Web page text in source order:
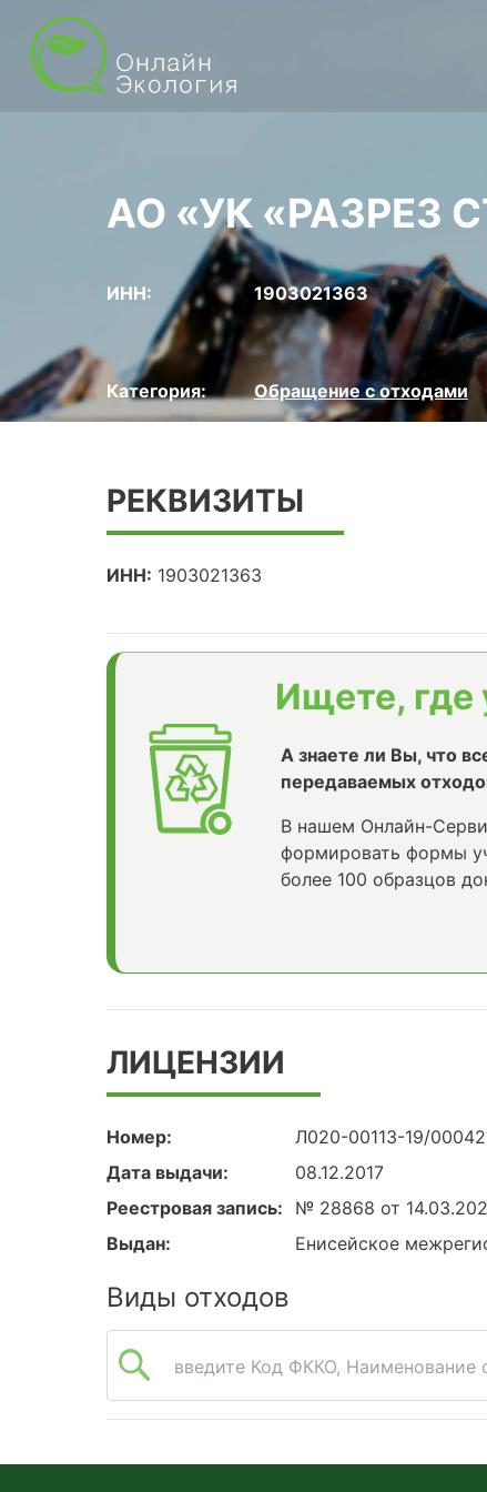
АО «УК «РАЗРЕЗ
ИНН: 1903021363
Категория: Обращение с отходами
РЕКВИЗИТЫ
ИНН: 1903021363
Ищете, где
А знаете ли Вы, что
передаваемых
В нашем Онлайн-
формировать формы
более 100 образцов
ЛИЦЕНЗИИ
Номер:
Л020-00113-19/
Дата выдачи:
08.12.2017
Реестровая запись:
№ 28868 от
Выдан:
Енисейское
Виды отходов
введите Код ФККО, Наименование